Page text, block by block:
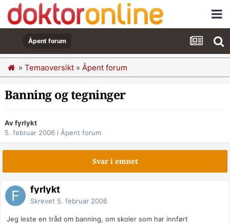
Åpent forum
» Temaoversikt » Åpent forum
Banning og tegninger
Av fyrlykt
5. februar 2006 i Åpent forum
Svar i emnet
fyrlykt
Skrevet 5. februar 2006
Jeg leste en tråd om banning, om skoler som har innført